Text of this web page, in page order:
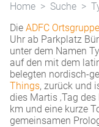
Home Suche
Die ADFC
Uhr ab Parkplatz
unter dem Namen
auf den mit dem
belegten nordisch-
Things, zurück und
dies Martis ‚Tag
km und eine kurze
gemeinsamen